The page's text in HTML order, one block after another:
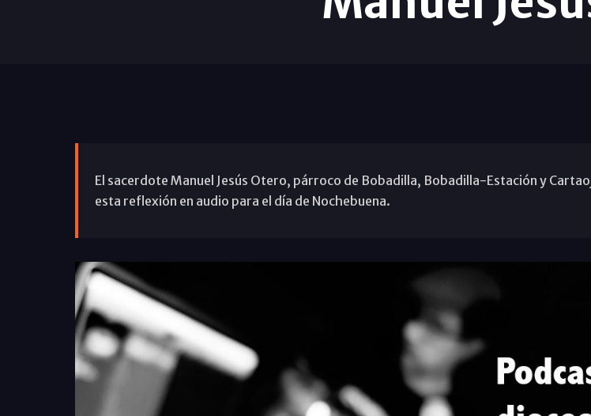
El sacerdote Manuel Jesús Otero, párroco de Bobadilla, Bobadilla-Estación y
esta reflexión en audio para el día de Nochebuena.